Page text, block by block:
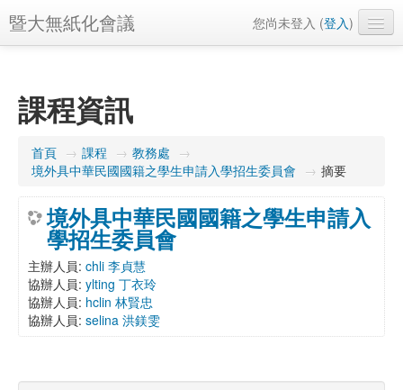
暨大無紙化會議 您尚未登入 (登入)
課程資訊
首頁 → 課程 → 教務處 →
境外具中華民國國籍之學生申請入學招生委員會 → 摘要
境外具中華民國國籍之學生申請入
學招生委員會
主辦人員: chli 李貞慧
協辦人員: ylting 丁衣玲
協辦人員: hclin 林賢忠
協辦人員: selina 洪鎂雯